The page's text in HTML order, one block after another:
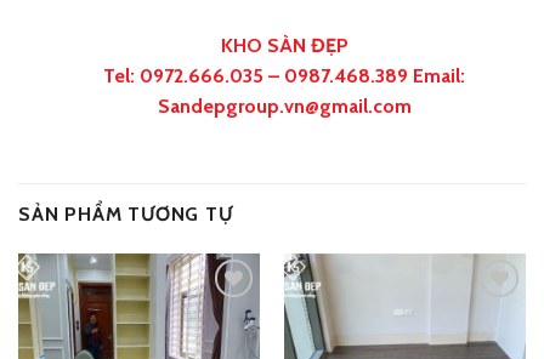
KHO SÀN ĐẸP
Tel: 0972.666.035 – 0987.468.389 Email:
Sandepgroup.vn@gmail.com
SẢN PHẨM TƯƠNG TỰ
Add
to
wishlist
wishlist